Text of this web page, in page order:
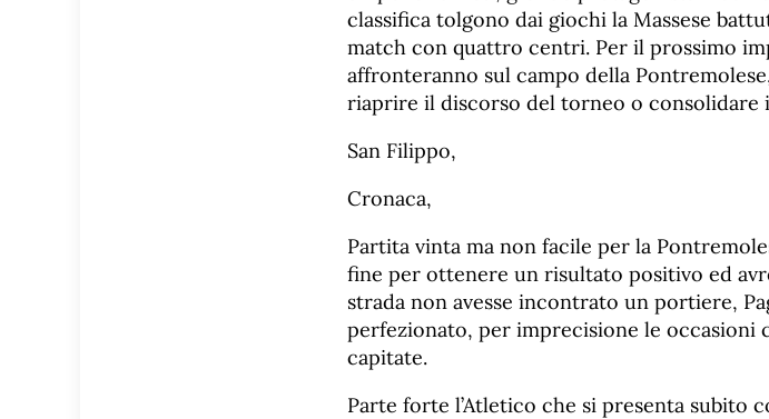
classifica tolgono dai giochi la Massese
match con quattro centri. Per il prossimo
affronteranno sul campo della
riaprire il discorso del torneo o consolidare
San Filippo,
Cronaca,
Partita vinta ma non facile per la
fine per ottenere un risultato positivo ed
strada non avesse incontrato un portiere,
perfezionato, per imprecisione le occasioni
capitate.
Parte forte l’Atletico che si presenta subito